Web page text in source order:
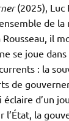
(2025), Luc
de
il
se joue
: la
de
d’un
l’État, la